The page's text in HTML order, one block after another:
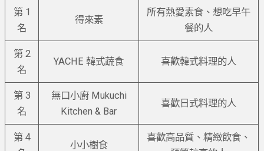
第 1
名
得來素
所有熱愛素食、想吃早午
餐的人
第 2
名
YACHE 韓式蔬食 喜歡韓式料理的人
第 3
名
無口小廚 Mukuchi
Kitchen & Bar
喜歡日式料理的人
第 4
小小樹食
喜歡高品質、精緻飲食、